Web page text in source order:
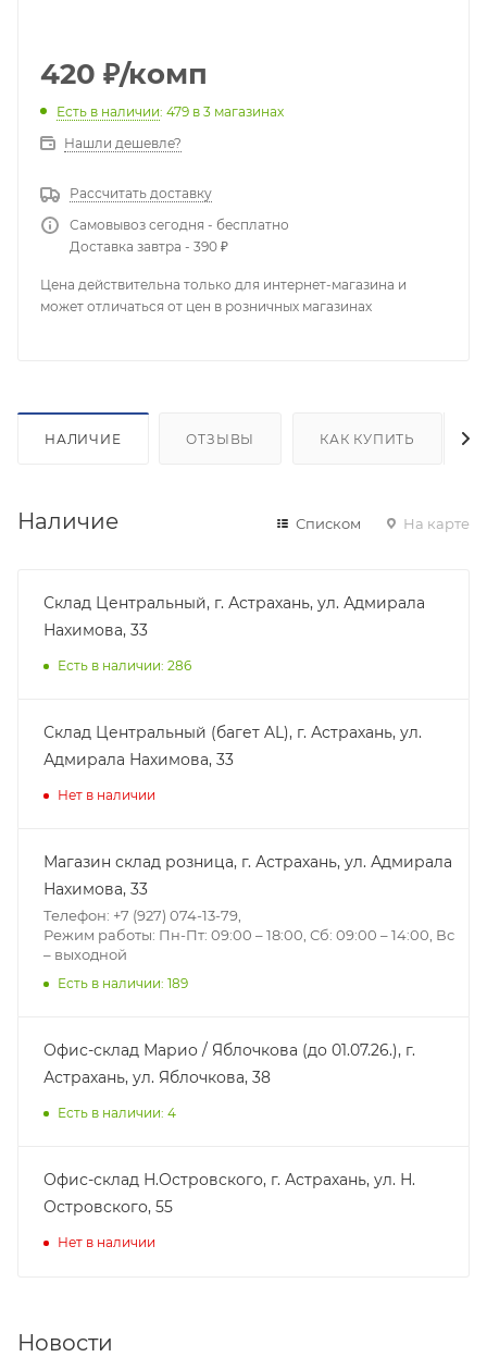
420 ₽/комп
Есть в наличии: 479 в 3 магазинах
Нашли дешевле?
Рассчитать доставку
Самовывоз сегодня - бесплатно
Доставка завтра - 390 ₽
Цена действительна только для интернет-магазина и
может отличаться от цен в розничных магазинах
НАЛИЧИЕ ОТЗЫВЫ КАК КУПИТЬ
Наличие Списком На карте
Склад Центральный, г. Астрахань, ул. Адмирала
Нахимова, 33
Есть в наличии: 286
Склад Центральный (багет AL), г. Астрахань, ул.
Адмирала Нахимова, 33
Нет в наличии
Магазин склад розница, г. Астрахань, ул. Адмирала
Нахимова, 33
Телефон: +7 (927) 074-13-79,
Режим работы: Пн-Пт: 09:00 – 18:00, Сб: 09:00 – 14:00, Вс
– выходной
Есть в наличии: 189
Офис-склад Марио / Яблочкова (до 01.07.26.), г.
Астрахань, ул. Яблочкова, 38
Есть в наличии: 4
Офис-склад Н.Островского, г. Астрахань, ул. Н.
Островского, 55
Нет в наличии
Новости